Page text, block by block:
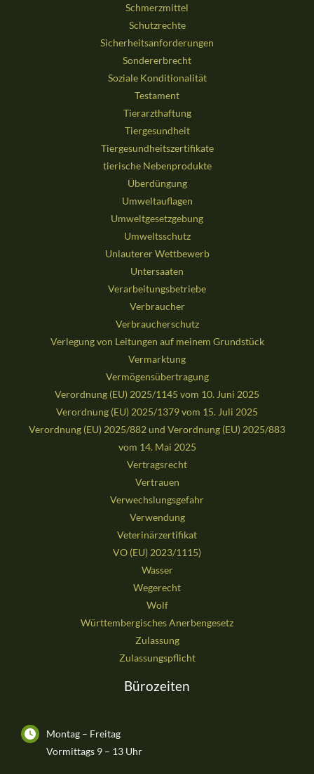
Schmerzmittel
Schutzrechte
Sicherheitsanforderungen
Sondererbrecht
Soziale Konditionalität
Testament
Tierarzthaftung
Tiergesundheit
Tiergesundheitszertifikate
tierische Nebenprodukte
Überdüngung
Umweltauflagen
Umweltgesetzgebung
Umweltsschutz
Unlauterer Wettbewerb
Untersaaten
Verarbeitungsbetriebe
Verbraucher
Verbraucherschutz
Verlegung von Leitungen auf meinem Grundstück
Vermarktung
Vermögensübertragung
Verordnung (EU) 2025/1145 vom 10. Juni 2025
Verordnung (EU) 2025/1379 vom 15. Juli 2025
Verordnung (EU) 2025/882 und Verordnung (EU) 2025/883
vom 14. Mai 2025
Vertragsrecht
Vertrauen
Verwechslungsgefahr
Verwendung
Veterinärzertifikat
VO (EU) 2023/1115)
Wasser
Wegerecht
Wolf
Württembergisches Anerbengesetz
Zulassung
Zulassungspflicht
Bürozeiten
Montag – Freitag
Vormittags 9 – 13 Uhr